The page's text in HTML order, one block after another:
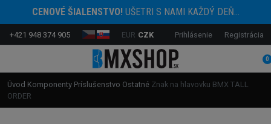
CENOVÉ ŠIALENSTVO!UŠETRI S NAMI KAŽDÝ DEŇ...
+421 948 374 905 EUR CZK Prihlásenie Registrácia
0
Úvod Komponenty Príslušenstvo Ostatné Znak na hlavovku BMX TALL
ORDER